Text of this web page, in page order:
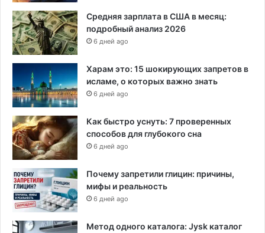
Средняя зарплата в США в месяц:
подробный анализ 2026
6 дней ago
Харам это: 15 шокирующих запретов в
исламе, о которых важно знать
6 дней ago
Как быстро уснуть: 7 проверенных
способов для глубокого сна
6 дней ago
Почему запретили глицин: причины,
мифы и реальность
6 дней ago
Метод одного каталога: Jysk каталог